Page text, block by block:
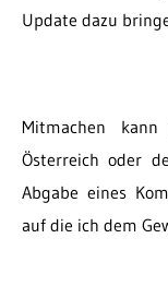
Update dazu
Mitmachen
Österreich oder
Abgabe eines
auf die ich dem